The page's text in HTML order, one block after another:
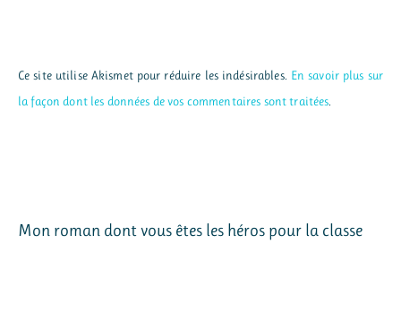
Ce site utilise Akismet pour réduire les indésirables. En savoir plus sur
la façon dont les données de vos commentaires sont traitées.
Mon roman dont vous êtes les héros pour la classe